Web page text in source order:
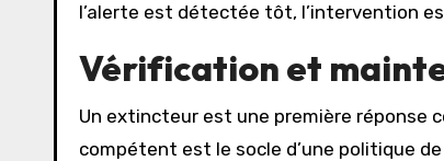
l’alerte est détectée tôt, l’intervention
Vérification et
Un extincteur est une première réponse
compétent est le socle d’une politique